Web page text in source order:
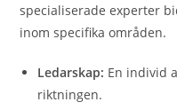
specialiserade experter
inom specifika områden.
Ledarskap: En individ
riktningen.